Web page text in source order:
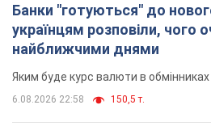
Банки "готуються" до
українцям розповіли, чого
найближчими днями
Яким буде курс валюти в обмінниках
6.08.2026 22:58 150,5 т.